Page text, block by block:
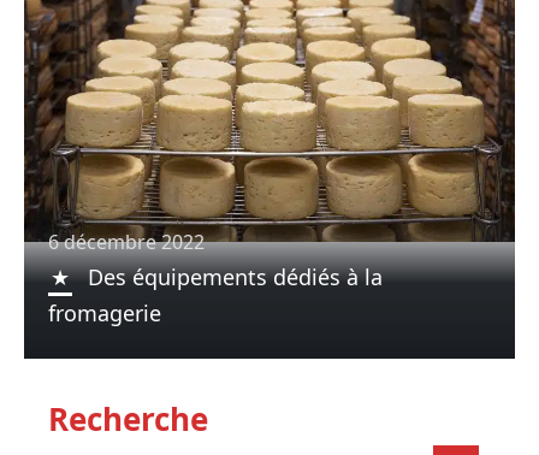
6 décembre 2022
Des équipements dédiés à la
fromagerie
Recherche